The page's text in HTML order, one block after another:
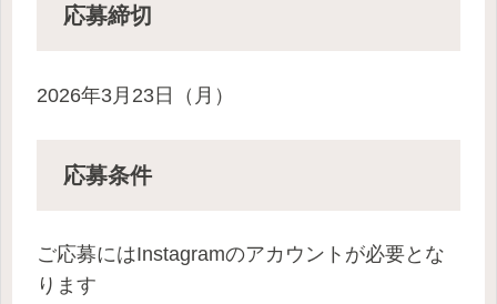
応募締切
2026年3月23日（月）
応募条件
ご応募にはInstagramのアカウントが必要とな
ります